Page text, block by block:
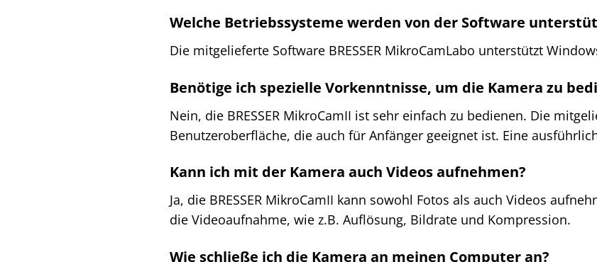
Welche Betriebssysteme werden von der Software
Die mitgelieferte Software BRESSER MikroCamLabo unterstützt
Benötige ich spezielle Vorkenntnisse, um die Kamera zu
Nein, die BRESSER MikroCamII ist sehr einfach zu bedienen. Die
Benutzeroberfläche, die auch für Anfänger geeignet ist. Eine
Kann ich mit der Kamera auch Videos aufnehmen?
Ja, die BRESSER MikroCamII kann sowohl Fotos als auch Videos
die Videoaufnahme, wie z.B. Auflösung, Bildrate und Kompression.
Wie schließe ich die Kamera an meinen Computer an?